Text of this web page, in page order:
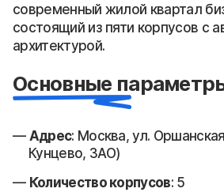
современный жилой квартал
состоящий из пяти корпусов с
архитектурой.
Основные
Адрес: Москва, ул.
Кунцево, ЗАО)
Количество корпусов: 5